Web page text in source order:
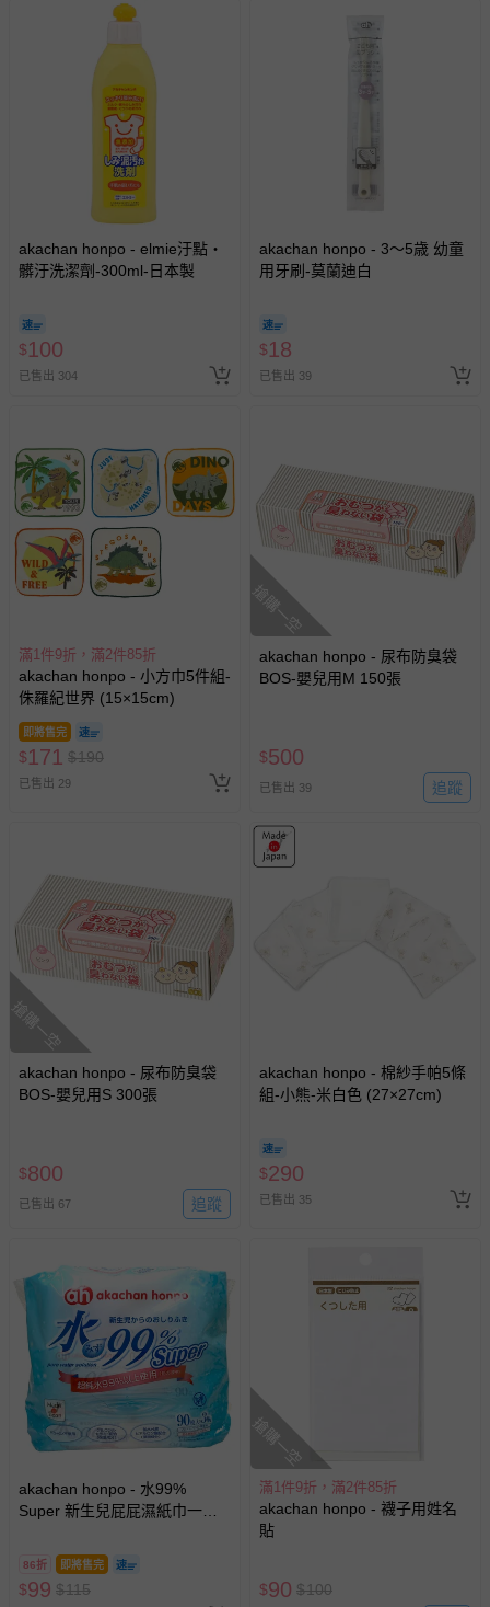
akachan honpo - elmie汙點・
髒汙洗潔劑-300ml-日本製
$100
已售出 304
akachan honpo - 3～5歳 幼童
用牙刷-莫蘭迪白
$18
已售出 39
滿1件9折，滿2件85折
akachan honpo - 小方巾5件組-
侏羅紀世界 (15×15cm)
即將售完
$171 $190
已售出 29
搶購一空
akachan honpo - 尿布防臭袋
BOS-嬰兒用M 150張
$500
已售出 39 追蹤
搶購一空
akachan honpo - 尿布防臭袋
BOS-嬰兒用S 300張
$800
已售出 67 追蹤
akachan honpo - 棉紗手帕5條
組-小熊-米白色 (27×27cm)
$290
已售出 35
akachan honpo - 水99%
Super 新生兒屁屁濕紙巾一般
86折 即將售完
$99 $115
搶購一空
滿1件9折，滿2件85折
akachan honpo - 襪子用姓名
貼
$90 $100